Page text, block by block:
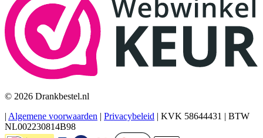
© 2026 Drankbestel.nl
| Algemene voorwaarden | Privacybeleid | KVK 58644431 | BTW
NL002230814B98